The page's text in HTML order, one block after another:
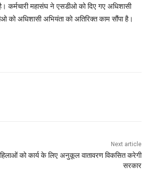
कर्मचारी महासंघ ने एसडीओ को दिए गए अधिशासी
को अधिशासी अभियंता को अतिरिक्त काम सौंपा है।
Next article
को कार्य के लिए अनुकूल वातावरण विकसित करेगी
सरकार